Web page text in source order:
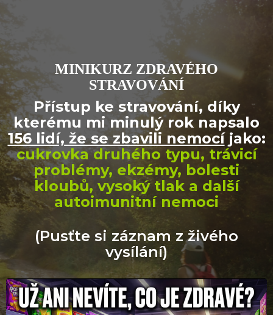
MINIKURZ ZDRAVÉHO
STRAVOVÁNÍ
Přístup ke stravování, díky
kterému mi minulý rok napsalo
156 lidí, že se zbavili nemocíjako:
cukrovka druhého typu, trávicí
problémy, ekzémy, bolesti
kloubů, vysoký tlak a další
autoimunitní nemoci
(Pusťte si záznam z živého
vysílání)
Video
přehrávač